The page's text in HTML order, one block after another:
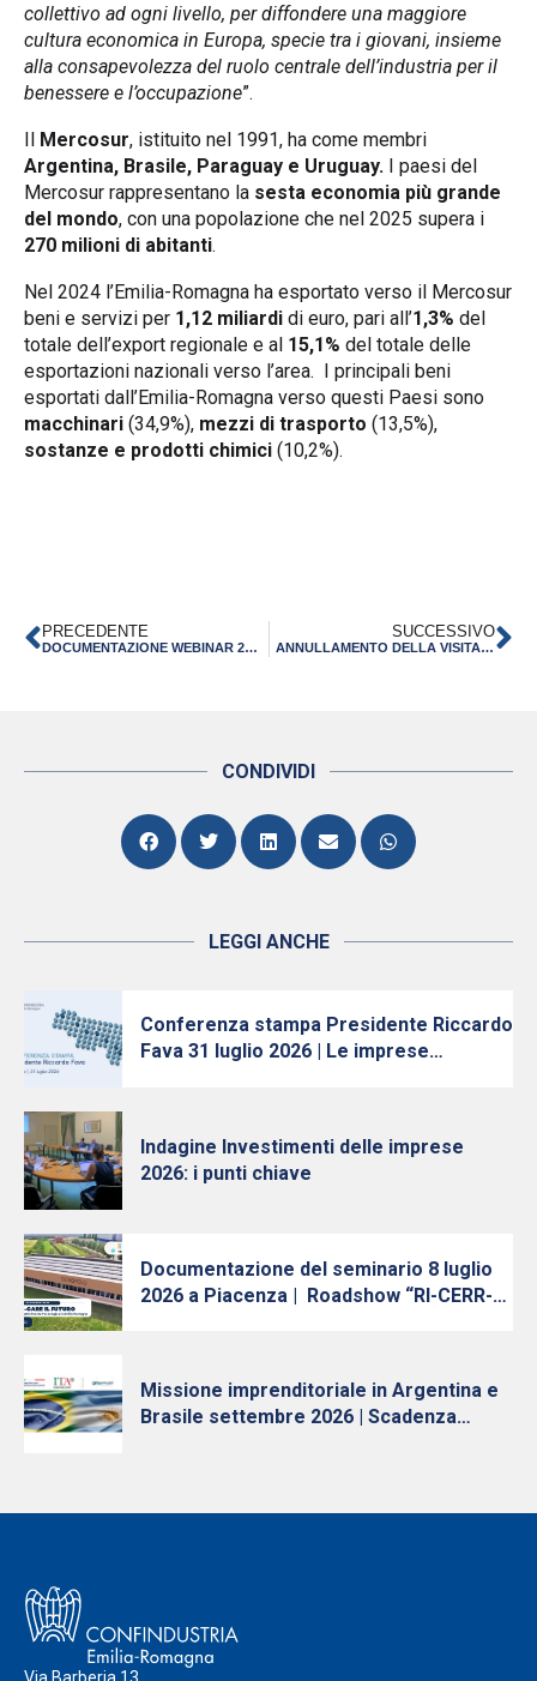
collettivo ad ogni livello, per diffondere una maggiore
cultura economica in Europa, specie tra i giovani, insieme
alla consapevolezza del ruolo centrale dell’industria per il
benessere e l’occupazione”.
Il Mercosur, istituito nel 1991, ha come membri
Argentina, Brasile, Paraguay e Uruguay. I paesi del
Mercosur rappresentano la sesta economia più grande
del mondo, con una popolazione che nel 2025 supera i
270 milioni di abitanti.
Nel 2024 l’Emilia-Romagna ha esportato verso il Mercosur
beni e servizi per 1,12 miliardi di euro, pari all’1,3% del
totale dell’export regionale e al 15,1% del totale delle
esportazioni nazionali verso l’area. I principali beni
esportati dall’Emilia-Romagna verso questi Paesi sono
macchinari (34,9%), mezzi di trasporto (13,5%),
sostanze e prodotti chimici (10,2%).
PRECEDENTE
DOCUMENTAZIONE WEBINAR 22 GENNAIO 2026 “SVILUPPO SUI MERCATI ESTERI: IL NUOVO BANDO REGIONALE PER L’INTERNAZIONALIZZAZIONE DELLE PMI E DELLE AGGREGAZIONI DI IMPRESE DELL’EMILIA-ROMAGNA”
SUCCESSIVO
ANNULLAMENTO DELLA VISITA DELLA DELEGAZIONE IMPRENDITORIALE DEL TAGISTIKAN
CONDIVIDI
LEGGI ANCHE
Conferenza stampa Presidente Riccardo
Fava 31 luglio 2026 | Le imprese
Indagine Investimenti delle imprese
2026: i punti chiave
Documentazione del seminario 8 luglio
2026 a Piacenza | Roadshow “RI-CERR-
Missione imprenditoriale in Argentina e
Brasile settembre 2026 | Scadenza
Via Barberia 13